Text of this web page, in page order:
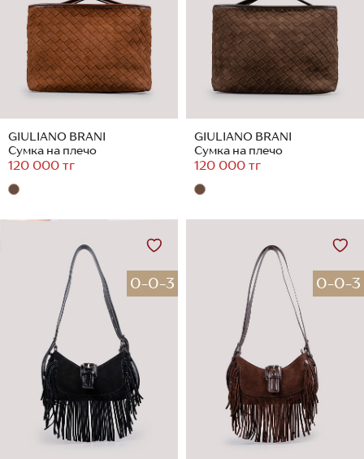
GIULIANO BRANI
Сумка на плечо
120 000 тг
GIULIANO BRANI
Сумка на плечо
120 000 тг
0-0-3 0-0-3